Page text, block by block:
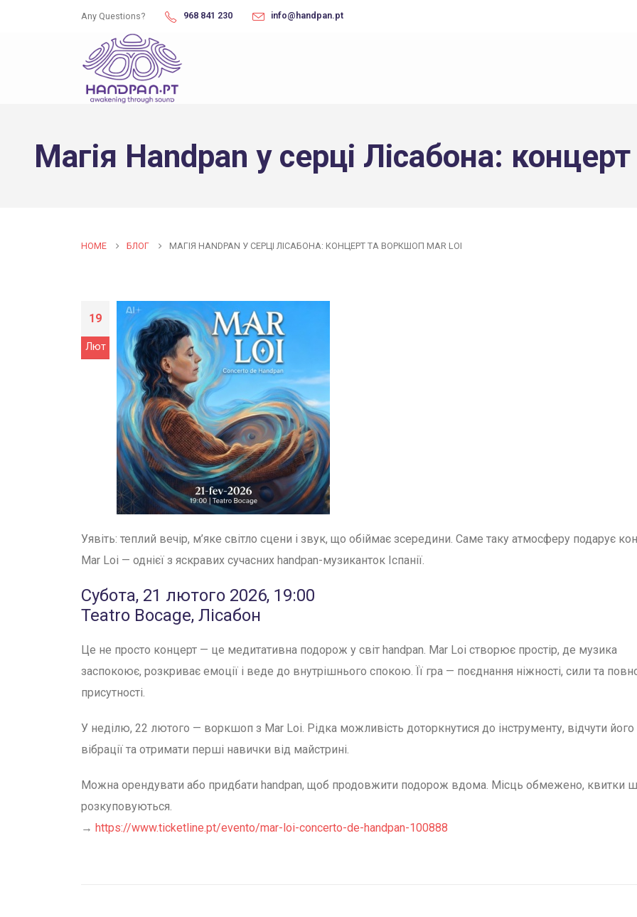
Any Questions? 968 841 230 info@handpan.pt
Магія Handpan у серці Лісабона:
HOME БЛОГ МАГІЯ HANDPAN У СЕРЦІ ЛІСАБОНА: КОНЦЕРТ ТА ВОРКШОП MAR LOI
19
Лют
Уявіть: теплий вечір, м’яке світло сцени і звук, що обіймає зсередини. Саме таку атмосферу подарує
Mar Loi — однієї з яскравих сучасних handpan-музиканток Іспанії.
Субота, 21 лютого 2026, 19:00
Teatro Bocage, Лісабон
Це не просто концерт — це медитативна подорож у світ handpan. Mar Loi створює простір, де музика
заспокоює, розкриває емоції і веде до внутрішнього спокою. Її гра — поєднання ніжності, сили та
присутності.
У неділю, 22 лютого — воркшоп з Mar Loi. Рідка можливість доторкнутися до інструменту, відчути його
вібрації та отримати перші навички від майстрині.
Можна орендувати або придбати handpan, щоб продовжити подорож вдома. Місць обмежено, квитки
розкуповуються.
→ https://www.ticketline.pt/evento/mar-loi-concerto-de-handpan-100888